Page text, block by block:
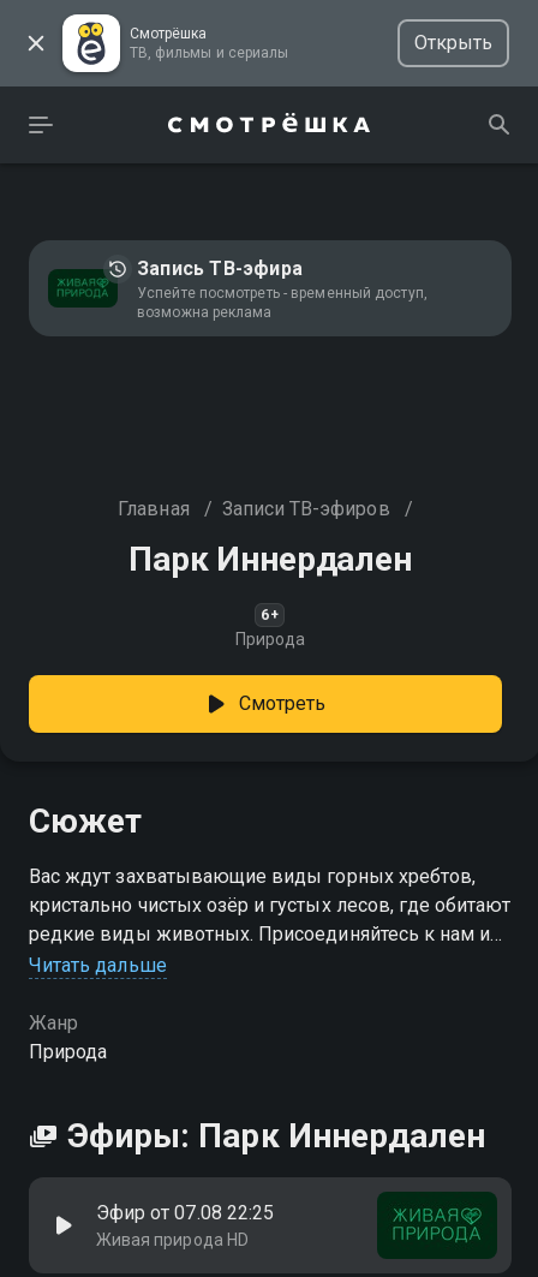
Смотрёшка
ТВ, фильмы и сериалы
Открыть
Запись ТВ-эфира
Успейте посмотреть - временный доступ,
возможна реклама
Главная / Записи ТВ-эфиров /
Парк Иннердален
6+
Природа
Смотреть
Сюжет
Вас ждут захватывающие виды горных хребтов,
кристально чистых озёр и густых лесов, где обитают
редкие виды животных. Присоединяйтесь к нам и
откройте для себя красоту северной природы!
Читать дальше
Жанр
Природа
Эфиры: Парк Иннердален
Эфир от 07.08 22:25
Живая природа HD